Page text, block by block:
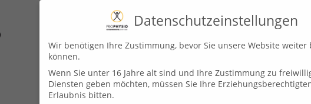
Datenschutzeinstellungen
Wir benötigen Ihre Zustimmung, bevor Sie unsere Website weiter
können.
Wenn Sie unter 16 Jahre alt sind und Ihre Zustimmung zu
Diensten geben möchten, müssen Sie Ihre
Erlaubnis bitten.